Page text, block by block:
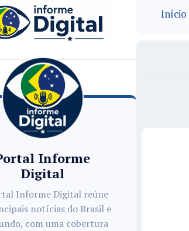
Informe
Digital
Informe Digital reúne
notícias do Brasil e
com uma cobertura
Início